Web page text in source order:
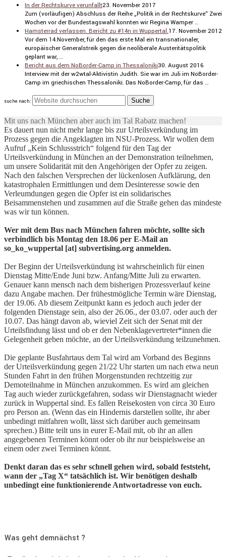
In der Rechtskurve verunfallt23. November 2017
Zum (vorläu­figen) Abschluss der Reihe „Politik in der Rechts­kurve“ Zwei
Wochen vor der Bundes­tags­wahl konnten wir Regina Wamper …
Hamsterrad verlassen. Bericht zu #14n in Wuppertal.17. November 2012
Vor dem 14.November, für den das erste Mal ein trans­na­tio­naler,
europäi­scher General­streik gegen die neoli­be­rale Auste­ri­täts­po­litik
geplant war, …
Bericht aus dem NoBorder-Camp in Thessaloniki30. August 2016
Inter­view mit der w2wtal-Aktivistin Judith. Sie war im Juli im NoBorder-
Camp im griechi­schen Thessa­lo­niki. Das NoBorder-Camp, für das …
suche nach:
Mit uns nach München aber auch im Tal Rabatz machen!
Es dauert nun nicht mehr lange bis zur Urteilsverkündung im
Prozess gegen die Angeklagten im NSU-Prozess. Wir wollen dem
Aufruf „Kein Schlussstrich“ folgend für den Tag der
Urteilsverkündung in München an der Demonstration teilnehmen,
um unsere Solidarität mit den Angehörigen der Opfer zu zeigen.
Nach den falschen Versprechen der lückenlosen Aufklärung, den
katastrophalen Ermittlungen und dem Desinteresse sowie den
Verleumdungen gegen die Opfer ist ein solidarisches
Beisammenstehen und zusammen auf die Straße gehen das mindeste
was wir tun können.
Wer mit dem Bus nach München fahren möchte, sollte sich
verbindlich bis Montag den 18.06 per E-Mail an
so_ko_wuppertal [at] subvertising.org anmelden.
Der Beginn der Urteilsverkündung ist wahrscheinlich für einen
Dienstag Mitte/Ende Juni bzw. Anfang/Mitte Juli zu erwarten.
Genauer kann mensch nach dem bisherigen Prozessverlauf keine
dazu Angabe machen. Der frühestmögliche Termin wäre Dienstag,
der 19.06. Ab diesem Zeitpunkt kann es jedoch auch jeder der
folgenden Dienstage sein, also der 26.06., der 03.07. oder auch der
10.07. Das hängt davon ab, wieviel Zeit sich der Senat mit der
Urteilsfindung lässt und ob er den Nebenklagevertreter*innen die
Gelegenheit geben möchte, an der Urteilsverkündung teilzunehmen.
Die geplante Busfahrtaus dem Tal wird am Vorband des Beginns
der Urteilsverkündung gegen 21/22 Uhr starten um nach etwa neun
Stunden Fahrt in den frühen Morgenstunden rechtzeitig zur
Demoteilnahme in München anzukommen. Es wird am gleichen
Tag auch wieder zurückgefahren, sodass wir Dienstagnacht wieder
zurück in Wuppertal sind. Es fallen Reisekosten von circa 30 Euro
pro Person an. (Wenn das ein Hindernis darstellen sollte, ihr aber
unbedingt mitfahren wollt, lässt sich darüber auch gemeinsam
sprechen.) Bitte teilt uns in eurer E-Mail mit, ob ihr an allen
angegebenen Terminen könnt oder ob ihr nur beispielsweise an
einem oder zwei Terminen könnt.
Denkt daran das es sehr schnell gehen wird, sobald feststeht,
wann der „Tag X“ tatsächlich ist. Wir benötigen deshalb
unbedingt eine funktionierende Antwortadresse von euch.
Was geht demnächst ?